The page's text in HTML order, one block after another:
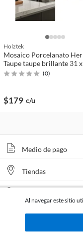
Holztek
Mosaico Porcelanato
Taupe taupe brillante 31
(0)
$179 c/u
Medio de pago
Tiendas
Al navegar este sitio